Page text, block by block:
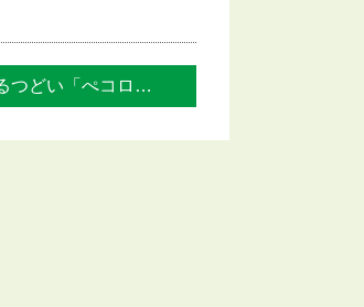
東区人権を考えるつどい「ぺコロスの母に会... »